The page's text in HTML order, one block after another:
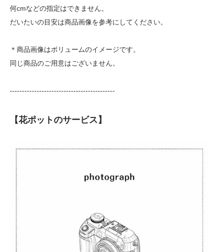
何cmなどの指定はできません。
だいたいの目安は商品画像を参考にしてください。
＊商品画像はボリュームのイメージです。
同じ商品のご用意はございません。
-------------------------------------------
【花ポットのサービス】